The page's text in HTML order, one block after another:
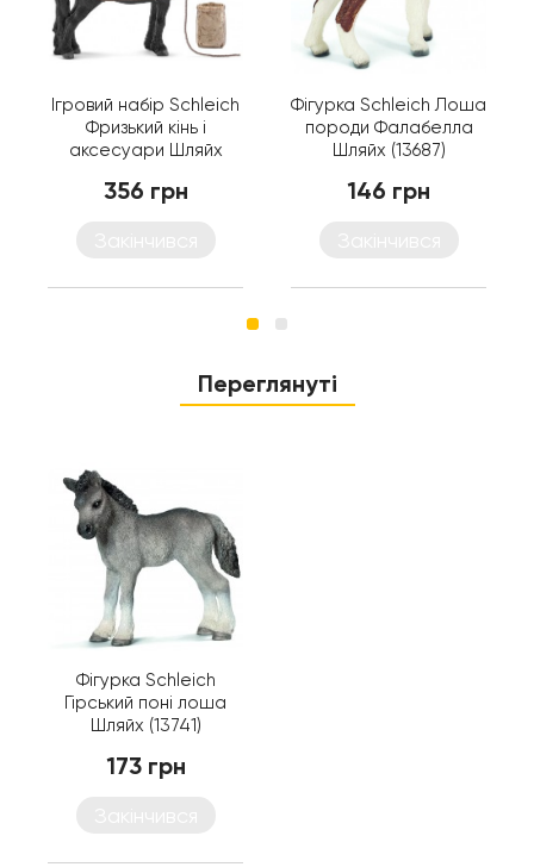
Ігровий набір Schleich
Фризький кінь і
аксесуари Шляйх
356 грн
Фігурка Schleich Лоша
породи Фалабелла
Шляйх (13687)
146 грн
Переглянуті
Фігурка Schleich
Гірський поні лоша
Шляйх (13741)
173 грн